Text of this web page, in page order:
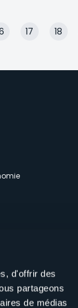
d'offrir des
partageons
de médias
Page Page
17 18